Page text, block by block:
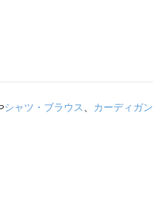
シャツ・ブラウス カーディガン